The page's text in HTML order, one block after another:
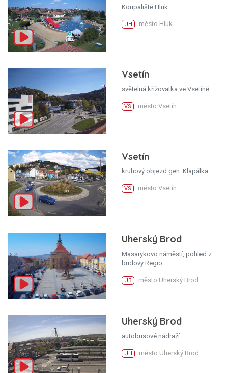
Koupaliště Hluk
UH město Hluk
Vsetín
světelná křižovatka ve Vsetíně
VS město Vsetín
Vsetín
kruhový objezd gen. Klapálka
VS město Vsetín
Uherský Brod
Masarykovo náměstí, pohled z
budovy Regio
UB město Uherský Brod
Uherský Brod
autobusové nádraží
UH město Uherský Brod